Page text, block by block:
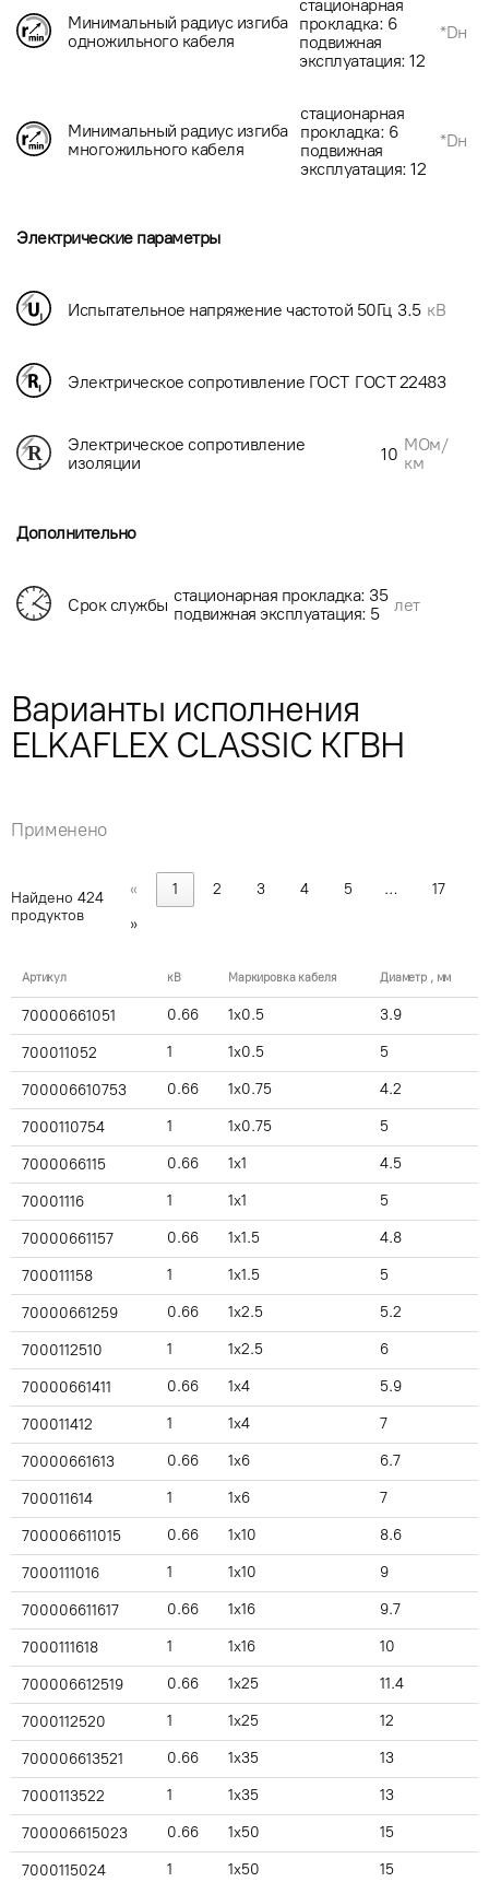
Минимальный радиус изгиба
одножильного кабеля
стационарная
прокладка: 6
подвижная
эксплуатация: 12
*Dн
Минимальный радиус изгиба
многожильного кабеля
стационарная
прокладка: 6
подвижная
эксплуатация: 12
*Dн
Электрические параметры
Испытательное напряжение частотой 50Гц 3.5 кВ
Электрическое сопротивление ГОСТ ГОСТ 22483
Электрическое сопротивление
изоляции
10 МОм/
км
Дополнительно
Срок службы стационарная прокладка: 35
подвижная эксплуатация: 5
лет
Варианты исполнения
ELKAFLEX CLASSIC КГВН
Применено
Найдено 424
продуктов
« 1 2 3 4 5 …
17
»
Артикул кВ Маркировка кабеля Диаметр , мм
70000661051 0.66 1x0.5 3.9
700011052 1 1x0.5 5
700006610753 0.66 1x0.75 4.2
7000110754 1 1x0.75 5
7000066115 0.66 1x1 4.5
70001116 1 1x1 5
70000661157 0.66 1x1.5 4.8
700011158 1 1x1.5 5
70000661259 0.66 1x2.5 5.2
7000112510 1 1x2.5 6
70000661411 0.66 1x4 5.9
700011412 1 1x4 7
70000661613 0.66 1x6 6.7
700011614 1 1x6 7
700006611015 0.66 1x10 8.6
7000111016 1 1x10 9
700006611617 0.66 1x16 9.7
7000111618 1 1x16 10
700006612519 0.66 1x25 11.4
7000112520 1 1x25 12
700006613521 0.66 1x35 13
7000113522 1 1x35 13
700006615023 0.66 1x50 15
7000115024 1 1x50 15